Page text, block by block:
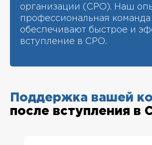
организации (СРО). Наш
профессиональная команда
обеспечивают быстрое и
вступление в СРО.
Поддержка вашей
после вступления в